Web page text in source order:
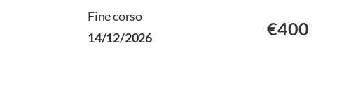
Fine corso
14/12/2026
€400